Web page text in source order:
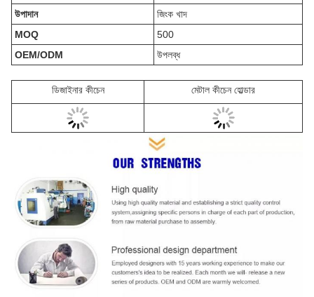
উপাদান
জিংক খাদ
MOQ
500
OEM/ODM
উপলব্ধ
ডিজাইনার কীচেন মেটাল কীচেন হোল্ডার